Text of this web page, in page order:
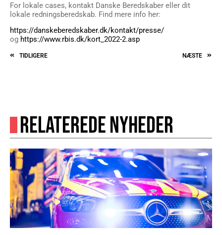
For lokale cases, kontakt Danske Beredskaber eller dit
lokale redningsberedskab. Find mere info her:
https://danskeberedskaber.dk/kontakt/presse/
og https://www.rbis.dk/kort_2022-2.asp
TIDLIGERE NÆSTE
RELATEREDE NYHEDER